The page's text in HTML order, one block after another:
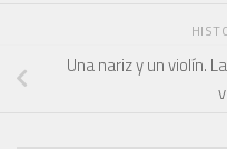
Una nariz y un violín.